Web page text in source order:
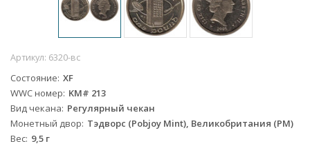
Артикул: 6320-вс
Состояние XF
WWC номер KM# 213
Вид чекана Регулярный чекан
Монетный двор Тэдворс (Pobjoy Mint), Великобритания (PM)
Вес 9,5 г